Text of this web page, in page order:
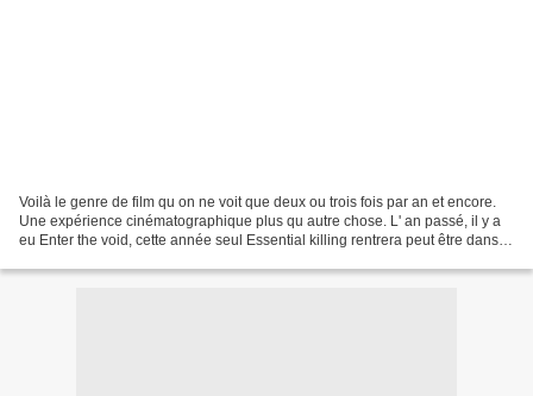
Voilà le genre de film qu on ne voit que deux ou trois fois par an et encore.
Une expérience cinématographique plus qu autre chose. L' an passé, il y a
eu Enter the void, cette année seul Essential killing rentrera peut être dans la